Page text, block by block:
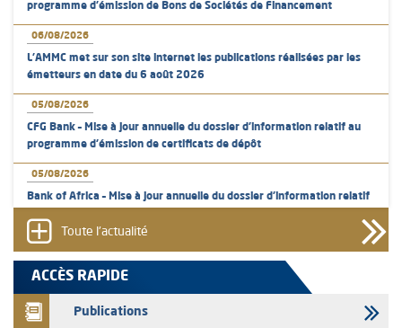
programme d'émission de Bons de Sociétés de Financement
06/08/2026
L’AMMC met sur son site internet les publications réalisées par les
émetteurs en date du 6 août 2026
05/08/2026
CFG Bank – Mise à jour annuelle du dossier d’information relatif au
programme d'émission de certificats de dépôt
05/08/2026
Bank of Africa – Mise à jour annuelle du dossier d’information relatif
05/08/2026
L’AMMC met sur son site internet les publications réalisées par les
émetteurs en date du 5 août 2026
04/08/2026
Toute l'actualité
ACCÈS RAPIDE
Publications